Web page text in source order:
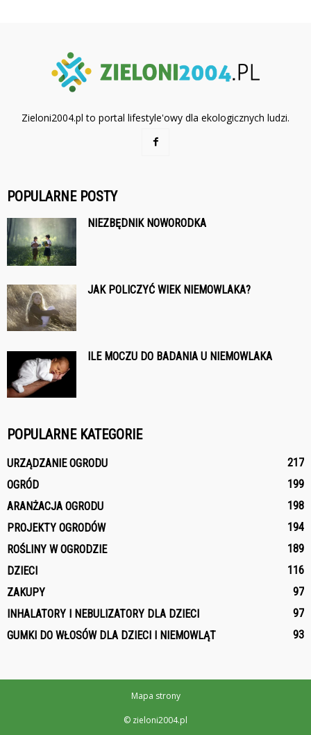
Zieloni2004.pl to portal lifestyle'owy dla ekologicznych ludzi.
POPULARNE POSTY
NIEZBĘDNIK NOWORODKA
JAK POLICZYĆ WIEK NIEMOWLAKA?
ILE MOCZU DO BADANIA U NIEMOWLAKA
POPULARNE KATEGORIE
URZĄDZANIE OGRODU
217
OGRÓD
199
ARANŻACJA OGRODU
198
PROJEKTY OGRODÓW
194
ROŚLINY W OGRODZIE
189
DZIECI
116
ZAKUPY
97
INHALATORY I NEBULIZATORY DLA DZIECI
97
GUMKI DO WŁOSÓW DLA DZIECI I NIEMOWLĄT
93
Mapa strony
© zieloni2004.pl